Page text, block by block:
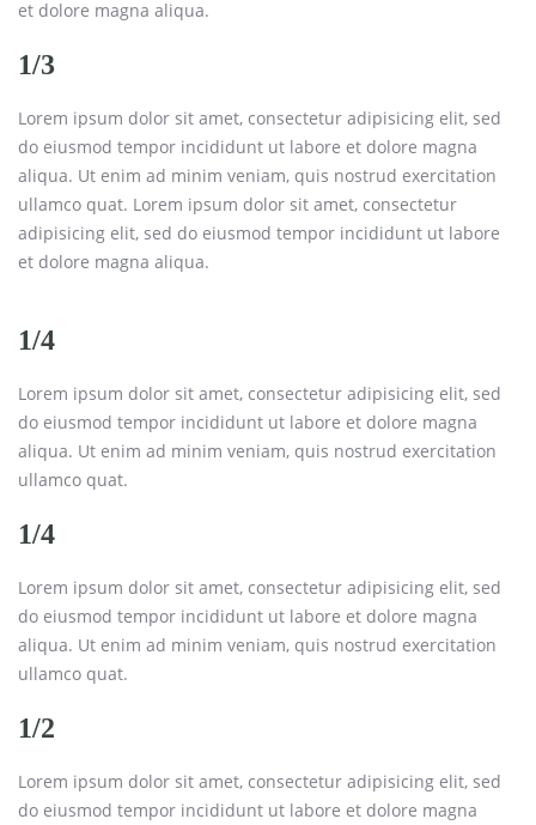
et dolore magna aliqua.
1/3
Lorem ipsum dolor sit amet, consectetur adipisicing elit, sed
do eiusmod tempor incididunt ut labore et dolore magna
aliqua. Ut enim ad minim veniam, quis nostrud exercitation
ullamco quat. Lorem ipsum dolor sit amet, consectetur
adipisicing elit, sed do eiusmod tempor incididunt ut labore
et dolore magna aliqua.
1/4
Lorem ipsum dolor sit amet, consectetur adipisicing elit, sed
do eiusmod tempor incididunt ut labore et dolore magna
aliqua. Ut enim ad minim veniam, quis nostrud exercitation
ullamco quat.
1/4
Lorem ipsum dolor sit amet, consectetur adipisicing elit, sed
do eiusmod tempor incididunt ut labore et dolore magna
aliqua. Ut enim ad minim veniam, quis nostrud exercitation
ullamco quat.
1/2
Lorem ipsum dolor sit amet, consectetur adipisicing elit, sed
do eiusmod tempor incididunt ut labore et dolore magna